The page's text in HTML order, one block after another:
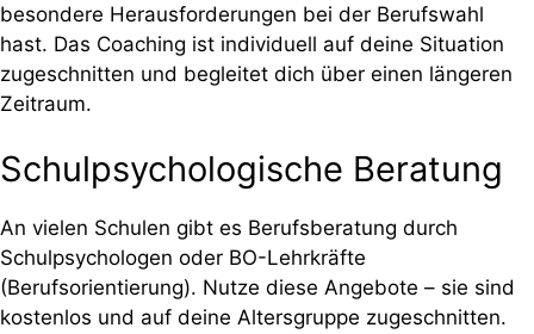
besondere Herausforderungen bei der Berufswahl
hast. Das Coaching ist individuell auf deine Situation
zugeschnitten und begleitet dich über einen längeren
Zeitraum.
Schulpsychologische Beratung
An vielen Schulen gibt es Berufsberatung durch
Schulpsychologen oder BO-Lehrkräfte
(Berufsorientierung). Nutze diese Angebote – sie sind
kostenlos und auf deine Altersgruppe zugeschnitten.